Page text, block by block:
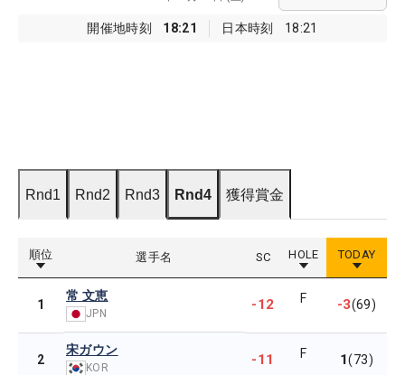
開催地時刻 18:21 日本時刻 18:21
Rnd1 Rnd2 Rnd3 Rnd4 獲得賞金
順位 選手名 SC HOLE TODAY
1
常 文恵
JPN
-12 F -3(69)
2
宋ガウン
KOR -11 F 1(73)